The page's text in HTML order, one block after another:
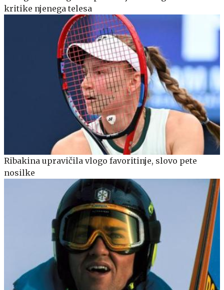
kritike njenega telesa
Ribakina upravičila vlogo favoritinje, slovo pete
nosilke